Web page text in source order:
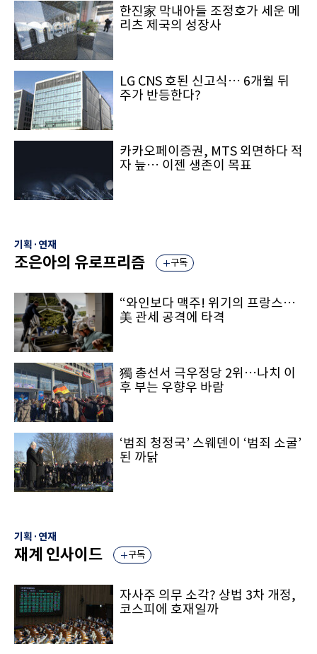
한진家 막내아들 조정호가 세운 메
리츠 제국의 성장사
LG CNS 호된 신고식… 6개월 뒤
주가 반등한다?
카카오페이증권, MTS 외면하다 적
자 늪… 이젠 생존이 목표
기획·연재
조은아의 유로프리즘 구독
“와인보다 맥주! 위기의 프랑스…
美 관세 공격에 타격
獨 총선서 극우정당 2위…나치 이
후 부는 우향우 바람
‘범죄 청정국’ 스웨덴이 ‘범죄 소굴’
된 까닭
기획·연재
재계 인사이드 구독
자사주 의무 소각? 상법 3차 개정,
코스피에 호재일까